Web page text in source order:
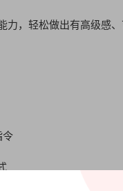
力，轻松做出有高级感
令